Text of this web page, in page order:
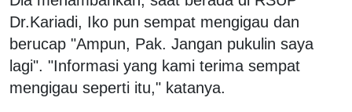
Dr.Kariadi, Iko pun sempat mengigau dan
berucap "Ampun, Pak. Jangan pukulin saya
lagi". "Informasi yang kami terima sempat
mengigau seperti itu," katanya.